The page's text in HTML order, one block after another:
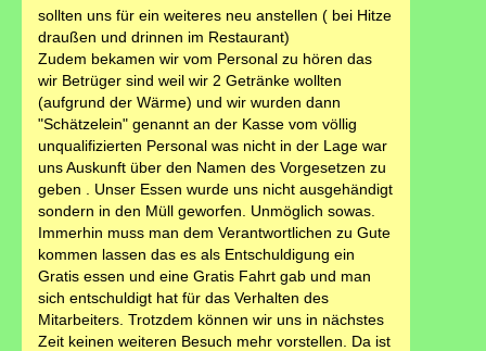
sollten uns für ein weiteres neu anstellen ( bei Hitze
draußen und drinnen im Restaurant)
Zudem bekamen wir vom Personal zu hören das
wir Betrüger sind weil wir 2 Getränke wollten
(aufgrund der Wärme) und wir wurden dann
"Schätzelein" genannt an der Kasse vom völlig
unqualifizierten Personal was nicht in der Lage war
uns Auskunft über den Namen des Vorgesetzen zu
geben . Unser Essen wurde uns nicht ausgehändigt
sondern in den Müll geworfen. Unmöglich sowas.
Immerhin muss man dem Verantwortlichen zu Gute
kommen lassen das es als Entschuldigung ein
Gratis essen und eine Gratis Fahrt gab und man
sich entschuldigt hat für das Verhalten des
Mitarbeiters. Trotzdem können wir uns in nächstes
Zeit keinen weiteren Besuch mehr vorstellen. Da ist